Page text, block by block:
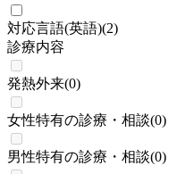
対応言語(英語)(2)
診療内容
発熱外来(0)
女性特有の診療・相談(0)
男性特有の診療・相談(0)